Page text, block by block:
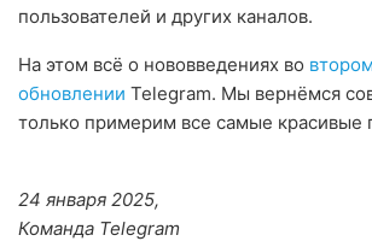
пользователей и других каналов.
На этом всё о нововведениях во
обновлении Telegram. Мы вернёмся
только примерим все самые красивые
24 января 2025,
Команда Telegram